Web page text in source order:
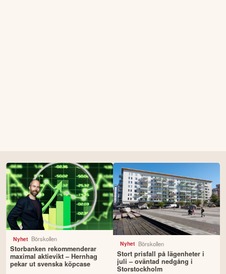
Nyhet Börskollen
Storbanken rekommenderar
maximal aktievikt – Hernhag
pekar ut svenska köpcase
Nyhet Börskollen
Stort prisfall på lägenheter i
juli – oväntad nedgång i
Storstockholm